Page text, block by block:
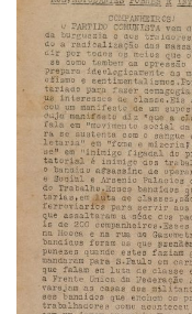
Pós-
Iniciação
Pré-
GIP
Pró-Reitoria
LABIEB
Extensão